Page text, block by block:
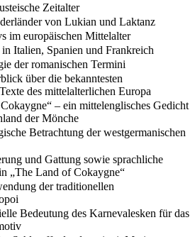
Zeitalter
von Lukian und Laktanz
im europäischen Mittelalter
Italien, Spanien und Frankreich
der romanischen Termini
über die bekanntesten
des mittelalterlichen Europa
– ein mittelenglisches Gedicht
der Mönche
Betrachtung der westgermanischen
und Gattung sowie sprachliche
„The Land of Cokaygne“
der traditionellen
Bedeutung des Karnevalesken für das